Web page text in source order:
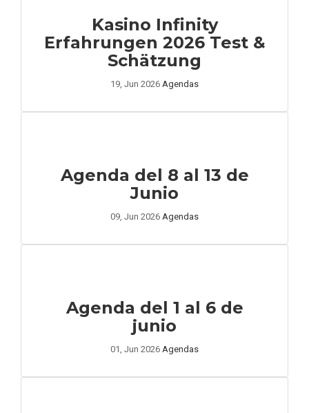
Kasino Infinity
Erfahrungen 2026 Test &
Schätzung
19, Jun 2026 Agendas
Agenda del 8 al 13 de
Junio
09, Jun 2026 Agendas
Agenda del 1 al 6 de
junio
01, Jun 2026 Agendas